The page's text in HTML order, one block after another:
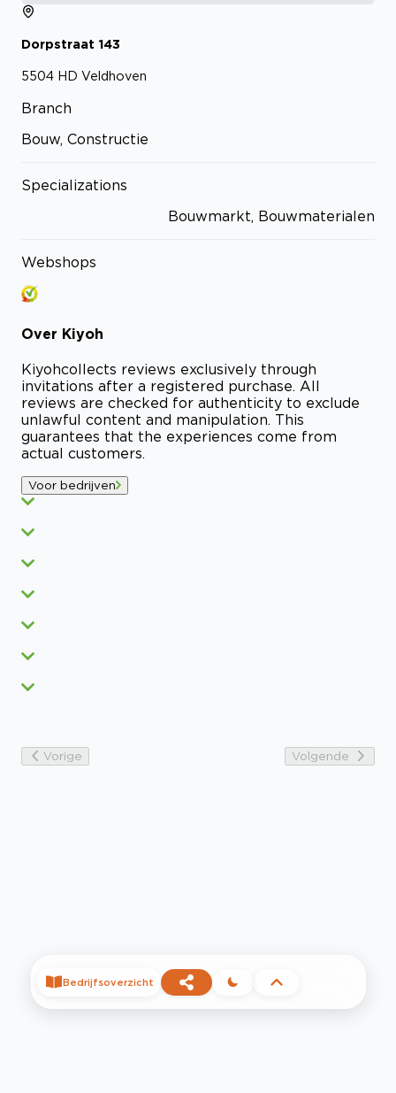
Dorpstraat 143
5504 HD Veldhoven
Branch
Bouw, Constructie
Specializations
Bouwmarkt, Bouwmaterialen
Webshops
Over Kiyoh
Kiyohcollects reviews exclusively through
invitations after a registered purchase. All
reviews are checked for authenticity to exclude
unlawful content and manipulation. This
guarantees that the experiences come from
actual customers.
Voor bedrijven
Vorige Volgende
Bedrijfsoverzicht